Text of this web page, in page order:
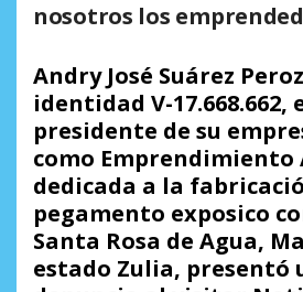
nosotros los
Andry José Suárez
identidad V-17.668.662,
presidente de su
como Emprendimiento
dedicada a la
pegamento exposico
Santa Rosa de Agua,
estado Zulia, presentó